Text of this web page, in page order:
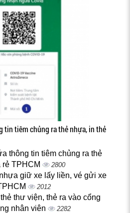
tin tiêm chủng ra thẻ nhựa, in thẻ
thông tin tiêm chủng ra thẻ
TPHCM
2800
giữ xe lấy liền, vé gửi xe
2012
thư viện, thẻ ra vào cổng
nhân viên
2282